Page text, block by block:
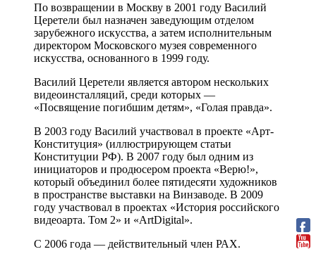
По возвращении в Москву в 2001 году Василий
Церетели был назначен заведующим отделом
зарубежного искусства, а затем исполнительным
директором Московского музея современного
искусства, основанного в 1999 году.
Василий Церетели является автором нескольких
видеоинсталляций, среди которых —
«Посвящение погибшим детям», «Голая правда».
В 2003 году Василий участвовал в проекте «Арт-
Конституция» (иллюстрирующем статьи
Конституции РФ). В 2007 году был одним из
инициаторов и продюсером проекта «Верю!»,
который объединил более пятидесяти художников
в пространстве выставки на Винзаводе. В 2009
году участвовал в проектах «История российского
видеоарта. Том 2» и «ArtDigital».
С 2006 года — действительный член РАХ.